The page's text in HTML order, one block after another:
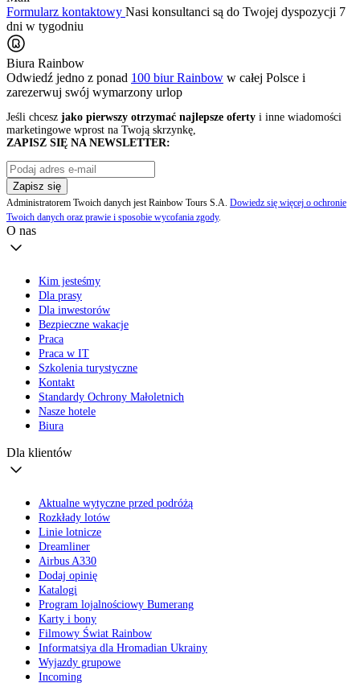
Formularz kontaktowy Nasi konsultanci są do Twojej dyspozycji 7
dni w tygodniu
Biura Rainbow
Odwiedź jedno z ponad 100 biur Rainbow w całej Polsce i
zarezerwuj swój wymarzony urlop
Jeśli chcesz jako pierwszy otrzymać najlepsze oferty i inne wiadomości
marketingowe wprost na Twoją skrzynkę,
ZAPISZ SIĘ NA NEWSLETTER:
Zapisz się
Administratorem Twoich danych jest Rainbow Tours S.A. Dowiedz się więcej o ochronie
Twoich danych oraz prawie i sposobie wycofania zgody.
O nas
Kim jesteśmy
Dla prasy
Dla inwestorów
Bezpieczne wakacje
Praca
Praca w IT
Szkolenia turystyczne
Kontakt
Standardy Ochrony Małoletnich
Nasze hotele
Biura
Dla klientów
Aktualne wytyczne przed podróżą
Rozkłady lotów
Linie lotnicze
Dreamliner
Airbus A330
Dodaj opinię
Katalogi
Program lojalnościowy Bumerang
Karty i bony
Filmowy Świat Rainbow
Informatsiya dla Hromadian Ukrainy
Wyjazdy grupowe
Incoming